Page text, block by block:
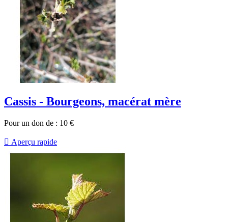
Cassis - Bourgeons, macérat mère
Pour un don de : 10 €
 Aperçu rapide